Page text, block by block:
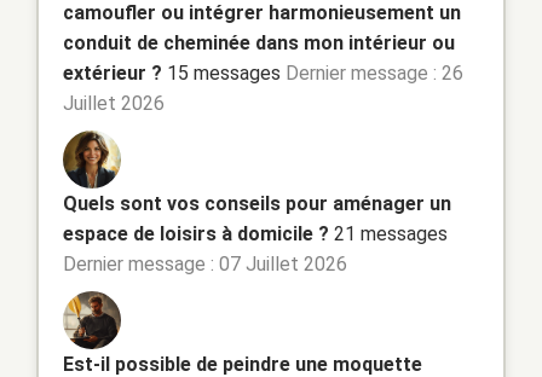
camoufler ou intégrer harmonieusement un
conduit de cheminée dans mon intérieur ou
extérieur ? 15 messages Dernier message : 26
Juillet 2026
Quels sont vos conseils pour aménager un
espace de loisirs à domicile ? 21 messages
Dernier message : 07 Juillet 2026
Est-il possible de peindre une moquette